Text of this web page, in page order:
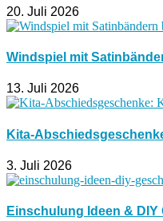
20. Juli 2026
Windspiel mit
13. Juli 2026
Kita-
3. Juli 2026
Einschulung Ideen &